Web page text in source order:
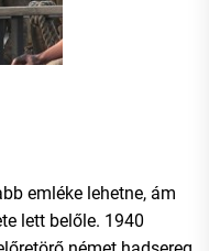
emléke lehetne, ám
lett belőle. 1940